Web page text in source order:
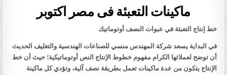
ماكينات التعبئة فى مصر اكتوبر
خط إنتاج التعبئة في عبوات النصف أوتوماتيك
في البداية يسعد شركة المهندس منسي للصناعات الهندسية والتغليف الحديث
أن توضح لعملائها الكرام مفهوم خطوط الإنتاج النص أوتوماتيكية؛ حيث أن خط
الإنتاج يتكون من عدة ماكينات تعمل بطريقة نصف آلية، وتؤدي كل ماكينة